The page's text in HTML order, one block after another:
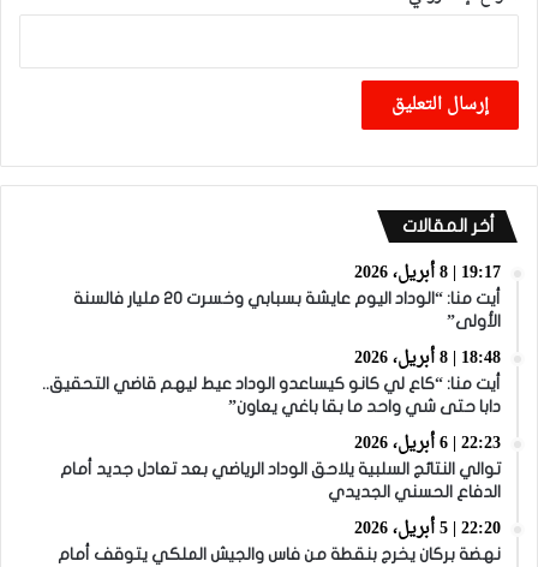
أخر المقالات
19:17 | 8 أبريل، 2026
أيت منا: “الوداد اليوم عايشة بسبابي وخسرت 20 مليار فالسنة
الأولى”
18:48 | 8 أبريل، 2026
أيت منا: “كاع لي كانو كيساعدو الوداد عيط ليهم قاضي التحقيق..
دابا حتى شي واحد ما بقا باغي يعاون”
22:23 | 6 أبريل، 2026
توالي النتائج السلبية يلاحق الوداد الرياضي بعد تعادل جديد أمام
الدفاع الحسني الجديدي
22:20 | 5 أبريل، 2026
نهضة بركان يخرج بنقطة من فاس والجيش الملكي يتوقف أمام